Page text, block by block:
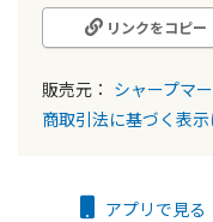
リンクをコピー
販売元： シャープマ
商取引法に基づく表示
アプリで見る